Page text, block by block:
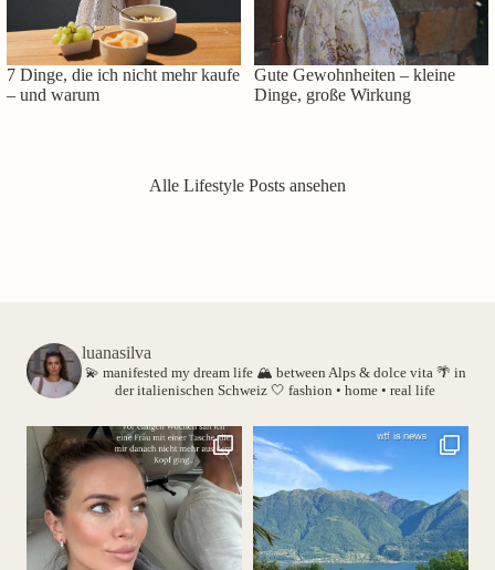
7 Dinge, die ich nicht mehr kaufe
– und warum
Gute Gewohnheiten – kleine
Dinge, große Wirkung
Alle Lifestyle Posts ansehen
luanasilva
💫 manifested my dream life 🏔️ between Alps & dolce vita 🌴 in
der italienischen Schweiz 🤍 fashion • home • real life